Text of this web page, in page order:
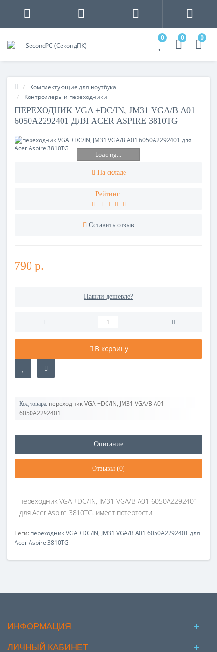
0 0 0
Комплектующие для ноутбука
Контроллеры и переходники
ПЕРЕХОДНИК VGA +DC/IN, JM31 VGA/B A01
6050A2292401 ДЛЯ ACER ASPIRE 3810TG
Loading...
На складе
Рейтинг:
Оставить отзыв
790 р.
Нашли дешевле?
В корзину
Код товара: переходник VGA +DC/IN, JM31 VGA/B A01
6050A2292401
Описание
Отзывы (0)
переходник VGA +DC/IN, JM31 VGA/B A01 6050A2292401
для Acer Aspire 3810TG, имеет потертости
Теги: переходник VGA +DC/IN, JM31 VGA/B A01 6050A2292401 для
Acer Aspire 3810TG
ИНФОРМАЦИЯ
ЛИЧНЫЙ КАБИНЕТ